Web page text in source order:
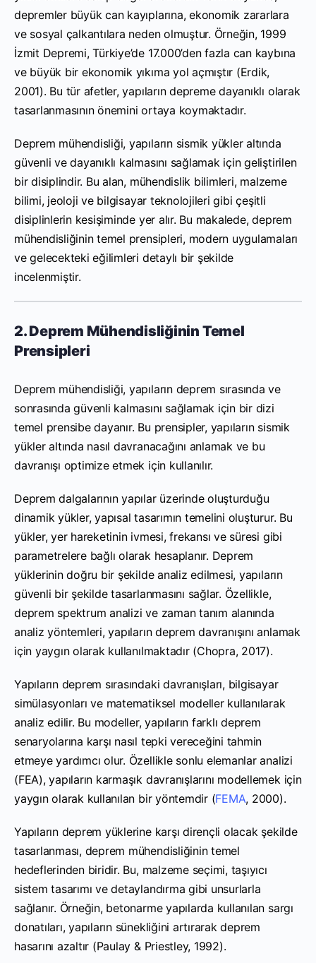
depremler büyük can kayıplarına, ekonomik zararlara
ve sosyal çalkantılara neden olmuştur. Örneğin, 1999
İzmit Depremi, Türkiye’de 17.000’den fazla can kaybına
ve büyük bir ekonomik yıkıma yol açmıştır (Erdik,
2001). Bu tür afetler, yapıların depreme dayanıklı olarak
tasarlanmasının önemini ortaya koymaktadır.
Deprem mühendisliği, yapıların sismik yükler altında
güvenli ve dayanıklı kalmasını sağlamak için geliştirilen
bir disiplindir. Bu alan, mühendislik bilimleri, malzeme
bilimi, jeoloji ve bilgisayar teknolojileri gibi çeşitli
disiplinlerin kesişiminde yer alır. Bu makalede, deprem
mühendisliğinin temel prensipleri, modern uygulamaları
ve gelecekteki eğilimleri detaylı bir şekilde
incelenmiştir.
2. Deprem Mühendisliğinin Temel
Prensipleri
Deprem mühendisliği, yapıların deprem sırasında ve
sonrasında güvenli kalmasını sağlamak için bir dizi
temel prensibe dayanır. Bu prensipler, yapıların sismik
yükler altında nasıl davranacağını anlamak ve bu
davranışı optimize etmek için kullanılır.
Deprem dalgalarının yapılar üzerinde oluşturduğu
dinamik yükler, yapısal tasarımın temelini oluşturur. Bu
yükler, yer hareketinin ivmesi, frekansı ve süresi gibi
parametrelere bağlı olarak hesaplanır. Deprem
yüklerinin doğru bir şekilde analiz edilmesi, yapıların
güvenli bir şekilde tasarlanmasını sağlar. Özellikle,
deprem spektrum analizi ve zaman tanım alanında
analiz yöntemleri, yapıların deprem davranışını anlamak
için yaygın olarak kullanılmaktadır (Chopra, 2017).
Yapıların deprem sırasındaki davranışları, bilgisayar
simülasyonları ve matematiksel modeller kullanılarak
analiz edilir. Bu modeller, yapıların farklı deprem
senaryolarına karşı nasıl tepki vereceğini tahmin
etmeye yardımcı olur. Özellikle sonlu elemanlar analizi
(FEA), yapıların karmaşık davranışlarını modellemek için
yaygın olarak kullanılan bir yöntemdir (FEMA, 2000).
Yapıların deprem yüklerine karşı dirençli olacak şekilde
tasarlanması, deprem mühendisliğinin temel
hedeflerinden biridir. Bu, malzeme seçimi, taşıyıcı
sistem tasarımı ve detaylandırma gibi unsurlarla
sağlanır. Örneğin, betonarme yapılarda kullanılan sargı
donatıları, yapıların sünekliğini artırarak deprem
hasarını azaltır (Paulay & Priestley, 1992).